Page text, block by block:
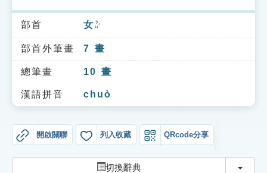
索引選單
知識索引
單字索引
生命大百科索引
遊戲專區
教學應用
部首 女 ㄋㄩˇ
部首外筆畫 7 畫
總筆畫 10 畫
漢語拼音 chuò
開啟關聯 列入收藏 QRcode分享
切換辭典 切換